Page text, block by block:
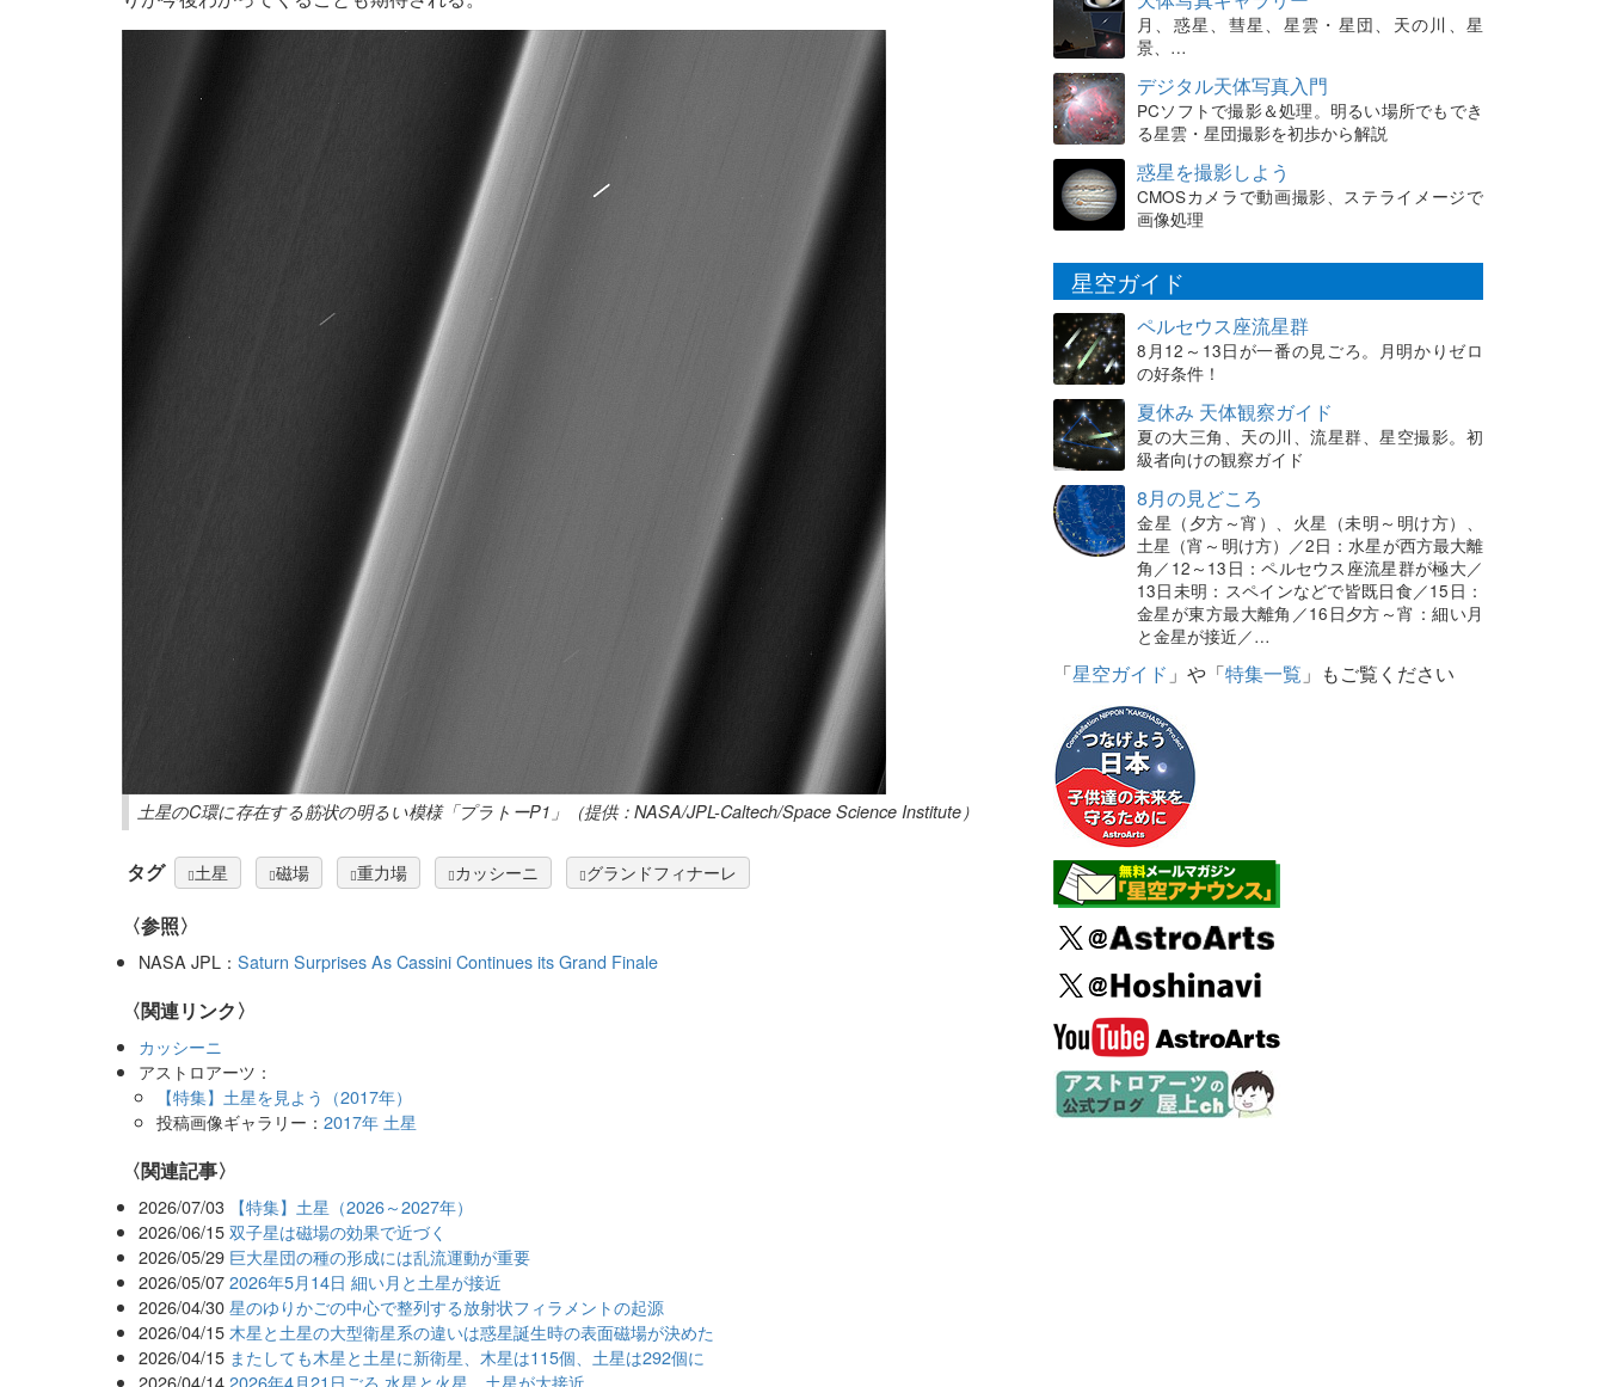
土星のC環に存在する筋状の明るい模様「プラトーP1」（提供：NASA/JPL-Caltech/Space Science Institute）
タグ 土星 磁場 重力場 カッシーニ グランドフィナーレ
〈参照〉
NASA JPL：Saturn Surprises As Cassini Continues its Grand Finale
〈関連リンク〉
カッシーニ
アストロアーツ：
【特集】土星を見よう（2017年）
投稿画像ギャラリー： 2017年 土星
関連記事
2026/07/03 【特集】土星（2026～2027年）
2026/06/15 双子星は磁場の効果で近づく
2026/05/29 巨大星団の種の形成には乱流運動が重要
2026/05/07 2026年5月14日 細い月と土星が接近
2026/04/30 星のゆりかごの中心で整列する放射状フィラメントの起源
2026/04/15 木星と土星の大型衛星系の違いは惑星誕生時の表面磁場が決めた
2026/04/15 またしても木星と土星に新衛星、木星は115個、土星は292個に
2026/04/14 2026年4月21日ごろ 水星と火星、土星が大接近
月、惑星、彗星、星雲・星団、天の川、星
景、…
デジタル天体写真入門
PCソフトで撮影＆処理。明るい場所でもでき
る星雲・星団撮影を初歩から解説
惑星を撮影しよう
CMOSカメラで動画撮影、ステライメージで
画像処理
星空ガイド
ペルセウス座流星群
8月12～13日が一番の見ごろ。月明かりゼロ
の好条件！
夏休み 天体観察ガイド
夏の大三角、天の川、流星群、星空撮影。初
級者向けの観察ガイド
8月の見どころ
金星（夕方～宵）、火星（未明～明け方）、
土星（宵～明け方）／2日：水星が西方最大離
角／12～13日：ペルセウス座流星群が極大／
13日未明：スペインなどで皆既日食／15日：
金星が東方最大離角／16日夕方～宵：細い月
と金星が接近／…
「星空ガイド 」や「特集一覧 」もご覧ください